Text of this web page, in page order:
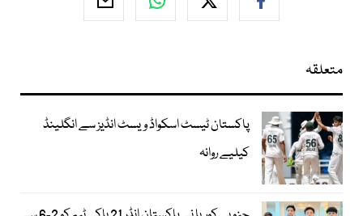
متعلقہ
پاکستان ٹیسٹ اسکواڈ ویسٹ انڈیز سے انگلینڈ
کیلیے روانہ